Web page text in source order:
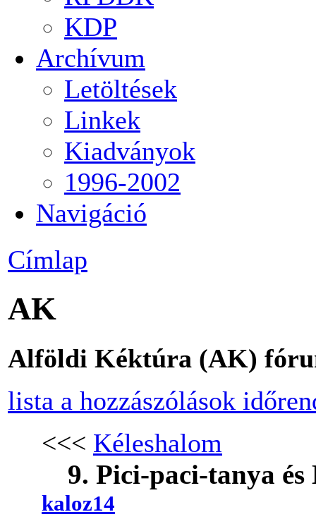
KDP
Archívum
Letöltések
Linkek
Kiadványok
1996-2002
Navigáció
Címlap
AK
Alföldi Kéktúra (AK)
lista a hozzászólások
<<< Kéleshalom
9. Pici-paci-tanya és
kaloz14